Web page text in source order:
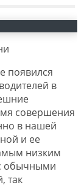
появился
в
совершения
в нашей
и ее
низким
обычными
так